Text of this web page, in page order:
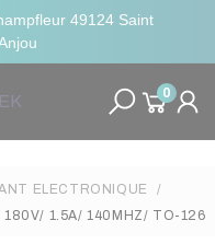
49124 Saint
0
ELECTRONIQUE
180V/ 1.5A/ 140MHZ/ TO-126